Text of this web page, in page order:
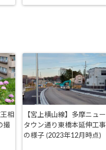
相
撮
【宮上横山線】多摩ニュー
タウン通り東橋本延伸工事
の様子 (2023年12月時点)